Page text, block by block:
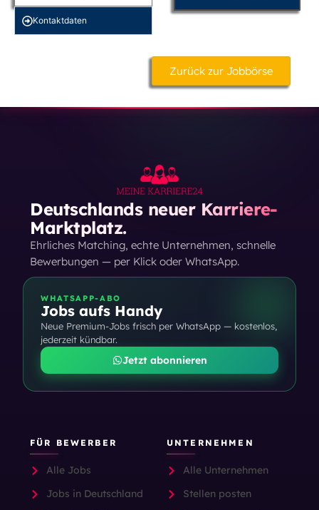
Kontakt­daten
Zurück zur Jobbörse
Deutschlands neuer Karriere-
Marktplatz.
Ehrliches Matching, echte Unternehmen, schnelle
Bewerbungen — per Klick oder WhatsApp.
WHATSAPP-ABO
Jobs aufs Handy
Neue Premium-Jobs frisch per WhatsApp — kostenlos,
jederzeit kündbar.
Jetzt abonnieren
FÜR BEWERBER
Alle Jobs
Jobs in Deutschland
UNTERNEHMEN
Alle Unternehmen
Stellen posten